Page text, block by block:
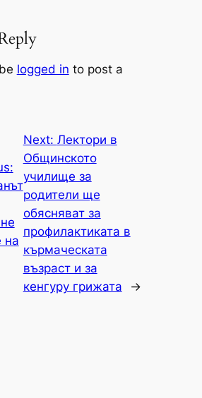
logged in to post a
на
Next: Лектори в
Общинското
училище за
родители ще
обясняват за
профилактиката в
кърмаческата
възраст и за
кенгуру грижата
→